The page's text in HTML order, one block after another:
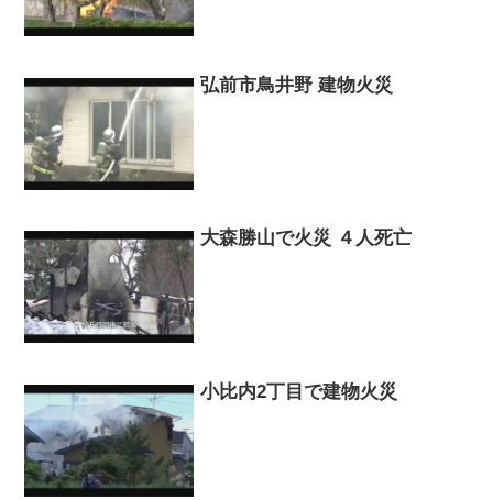
弘前市鳥井野 建物火災
大森勝山で火災 ４人死亡
小比内2丁目で建物火災